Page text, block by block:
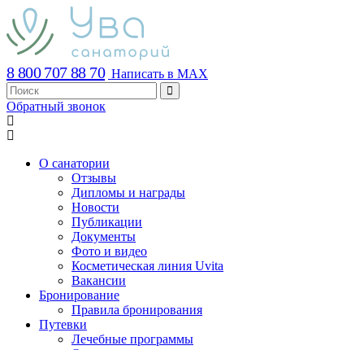
8 800 707 88 70 Написать в MAX
Обратный звонок
О санатории
Отзывы
Дипломы и награды
Новости
Публикации
Документы
Фото и видео
Косметическая линия Uvita
Вакансии
Бронирование
Правила бронирования
Путевки
Лечебные программы